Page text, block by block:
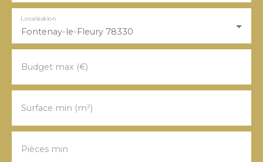
Fontenay-le-Fleury 78330
Localisation
Budget max (€)
Surface min (m²)
Pièces min